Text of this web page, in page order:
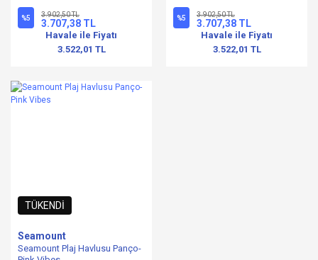
%5 3.902,50 TL
3.707,38 TL
Havale ile Fiyatı
3.522,01 TL
%5 3.902,50 TL
3.707,38 TL
Havale ile Fiyatı
3.522,01 TL
TÜKENDİ
Seamount
Seamount Plaj Havlusu Panço-